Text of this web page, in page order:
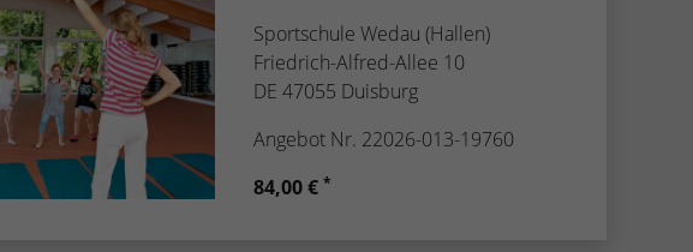
Sportschule Wedau (Hallen)
Friedrich-Alfred-Allee 10
DE 47055 Duisburg
Angebot Nr. 22026-013-19760
84,00 € *